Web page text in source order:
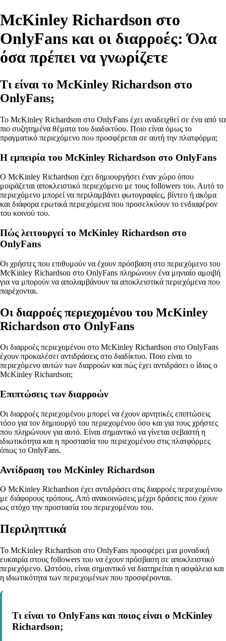
McKinley Richardson στο
OnlyFans και οι διαρροές: Όλα
όσα πρέπει να γνωρίζετε
Τι είναι το McKinley Richardson στο
OnlyFans;
Το McKinley Richardson στο OnlyFans έχει αναδειχθεί σε ένα από τα
πιο συζητημένα θέματα του διαδικτύου. Ποιο είναι όμως το
πραγματικό περιεχόμενο που προσφέρεται σε αυτή την πλατφόρμα;
Η εμπειρία του McKinley Richardson στο OnlyFans
Ο McKinley Richardson έχει δημιουργήσει έναν χώρο όπου
μοιράζεται αποκλειστικό περιεχόμενο με τους followers του. Αυτό το
περιεχόμενο μπορεί να περιλαμβάνει φωτογραφίες, βίντεο ή ακόμα
και διάφορα ερωτικά περιεχόμενα που προσελκύουν το ενδιαφέρον
του κοινού του.
Πώς λειτουργεί το McKinley Richardson στο
OnlyFans
Οι χρήστες που επιθυμούν να έχουν πρόσβαση στο περιεχόμενο του
McKinley Richardson στο OnlyFans πληρώνουν ένα μηνιαίο αμοιβή
για να μπορούν να απολαμβάνουν τα αποκλειστικά περιεχόμενα που
παρέχονται.
Οι διαρροές περιεχομένου του McKinley
Richardson στο OnlyFans
Οι διαρροές περιεχομένου στο McKinley Richardson στο OnlyFans
έχουν προκαλέσει αντιδράσεις στο διαδίκτυο. Ποιο είναι το
περιεχόμενο αυτών των διαρροών και πώς έχει αντιδράσει ο ίδιος ο
McKinley Richardson;
Επιπτώσεις των διαρροών
Οι διαρροές περιεχομένου μπορεί να έχουν αρνητικές επιπτώσεις
τόσο για τον δημιουργό του περιεχομένου όσο και για τους χρήστες
που πληρώνουν για αυτό. Είναι σημαντικό να γίνεται σεβαστή η
ιδιωτικότητα και η προστασία του περιεχομένου στις πλατφόρμες
όπως το OnlyFans.
Αντίδραση του McKinley Richardson
Ο McKinley Richardson έχει αντιδράσει στις διαρροές περιεχομένου
με διάφορους τρόπους. Από ανακοινώσεις μέχρι δράσεις που έχουν
ως στόχο την προστασία του περιεχομένου του.
Περιληπτικά
Το McKinley Richardson στο OnlyFans προσφέρει μια μοναδική
ευκαιρία στους followers του να έχουν πρόσβαση σε αποκλειστικό
περιεχόμενο. Ωστόσο, είναι σημαντικό να διατηρείται η ασφάλεια και
η ιδιωτικότητα των περιεχομένων που προσφέρονται.
Τι είναι το OnlyFans και ποιος είναι ο McKinley
Richardson;